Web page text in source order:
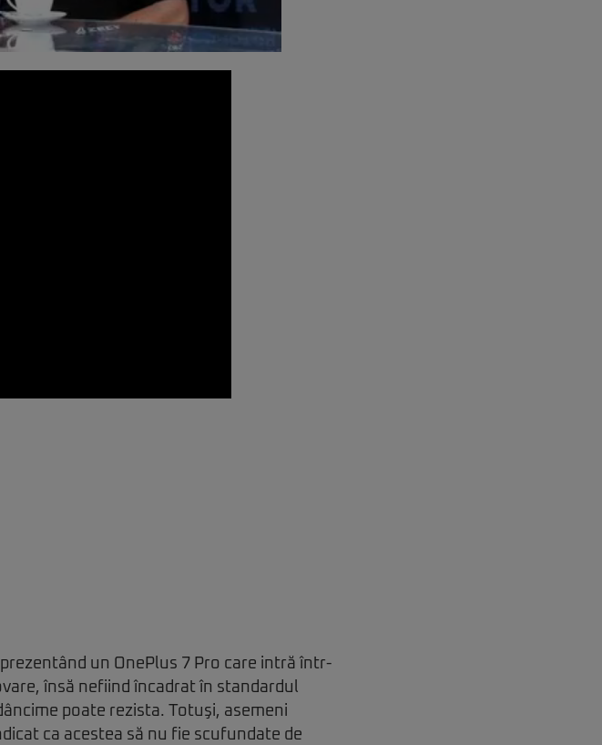
un OnePlus 7 Pro care intră într-
însă nefiind încadrat în standardul
poate rezista. Totuşi, asemeni
ca acestea să nu fie scufundate de